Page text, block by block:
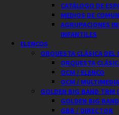
CATÁLOGO DE
MEDIOS DE
AGRUPACIONES
INFANTILES
ELENCOS
ORQUESTA CLÁSICA DEL
ORQUESTA
OCM / ELENCO
OCM / MULTIMEDIA
GOLDEN BIG BAND TRM
GOLDEN BIG BAND
GBB / DIRECTOR